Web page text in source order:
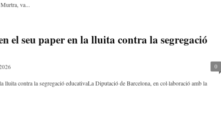
va...
el seu paper en la lluita contra la segregació
0
lluita contra la segregació educativaLa Diputació de Barcelona, en col·laboració amb la